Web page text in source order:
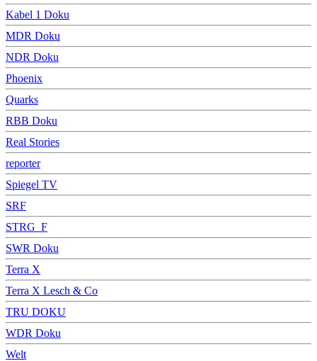
Kabel 1 Doku
MDR Doku
NDR Doku
Phoenix
Quarks
RBB Doku
Real Stories
reporter
Spiegel TV
SRF
STRG_F
SWR Doku
Terra X
Terra X Lesch & Co
TRU DOKU
WDR Doku
Welt